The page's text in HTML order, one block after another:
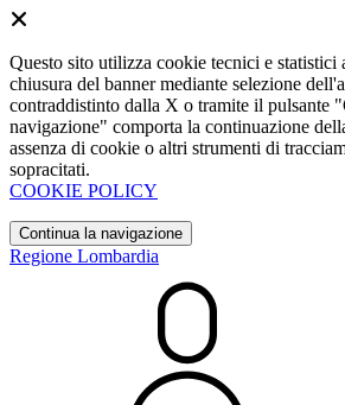
Questo sito utilizza cookie tecnici e statistici
chiusura del banner mediante selezione
contraddistinto dalla X o tramite il pulsante
navigazione" comporta la continuazione
assenza di cookie o altri strumenti di
sopracitati.
COOKIE POLICY
Continua la navigazione
Regione Lombardia